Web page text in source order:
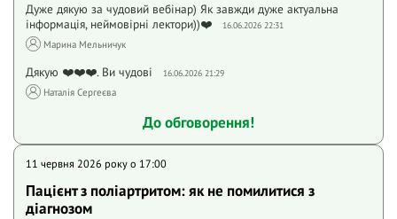
Дуже дякую за чудовий вебінар) Як завжди дуже актуальна
інформація, неймовірні лектори))❤️
16.06.2026 22:31
Марина Мельничук
Дякую ❤️❤️❤️. Ви чудові 16.06.2026 21:29
Наталія Сергеєва
До обговорення!
11 червня 2026 року o 17:00
Пацієнт з поліартритом: як не помилитися з
діагнозом